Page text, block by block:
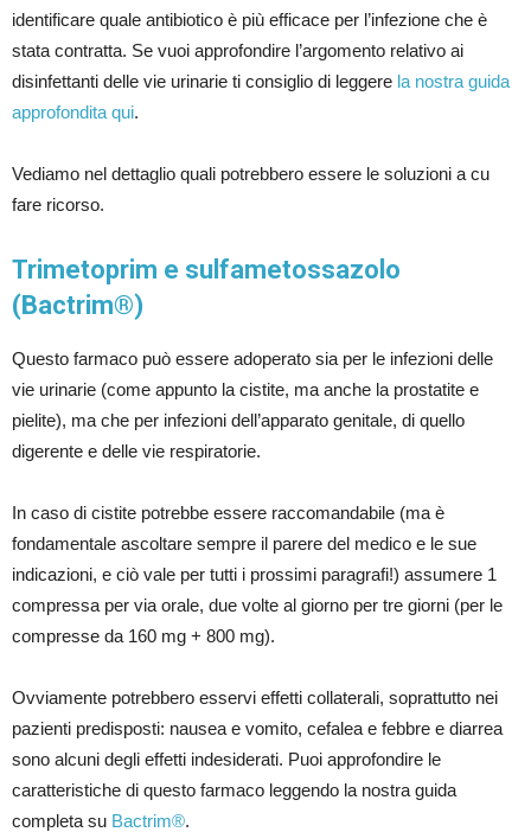
identificare quale antibiotico è più efficace per l’infezione che è
stata contratta. Se vuoi approfondire l’argomento relativo ai
disinfettanti delle vie urinarie ti consiglio di leggere la nostra guida
approfondita qui.
Vediamo nel dettaglio quali potrebbero essere le soluzioni a cu
fare ricorso.
Trimetoprim e sulfametossazolo
(Bactrim®)
Questo farmaco può essere adoperato sia per le infezioni delle
vie urinarie (come appunto la cistite, ma anche la prostatite e
pielite), ma che per infezioni dell’apparato genitale, di quello
digerente e delle vie respiratorie.
In caso di cistite potrebbe essere raccomandabile (ma è
fondamentale ascoltare sempre il parere del medico e le sue
indicazioni, e ciò vale per tutti i prossimi paragrafi!) assumere 1
compressa per via orale, due volte al giorno per tre giorni (per le
compresse da 160 mg + 800 mg).
Ovviamente potrebbero esservi effetti collaterali, soprattutto nei
pazienti predisposti: nausea e vomito, cefalea e febbre e diarrea
sono alcuni degli effetti indesiderati. Puoi approfondire le
caratteristiche di questo farmaco leggendo la nostra guida
completa su Bactrim®.